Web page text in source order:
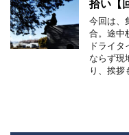
拾い【
今回は、
合。途中
ドライ
ならず現
り、挨